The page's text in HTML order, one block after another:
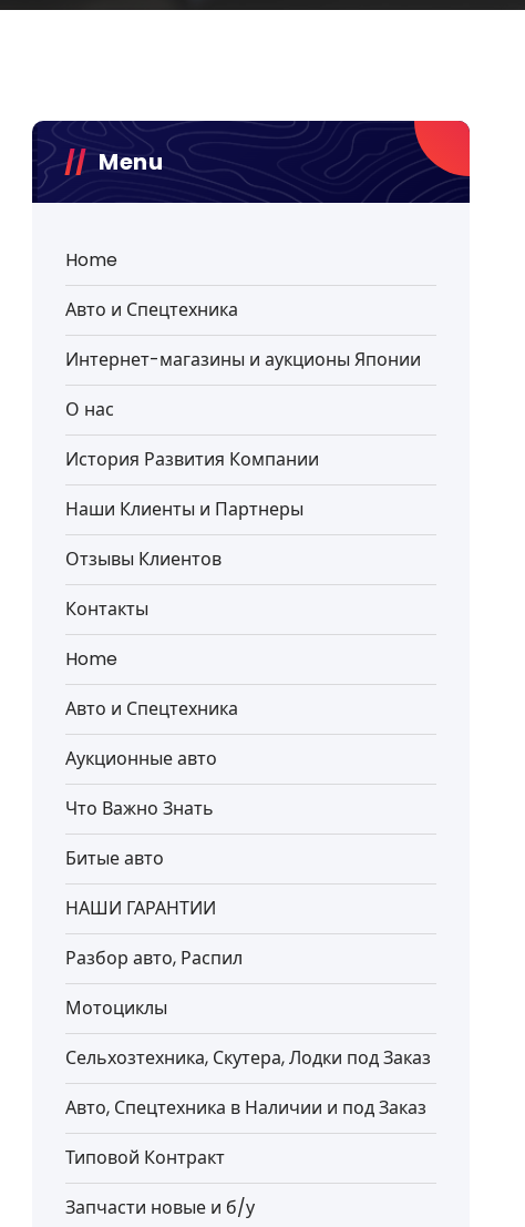
Menu
Home
Авто и Спецтехника
Интернет-магазины и аукционы Японии
О нас
История Развития Компании
Наши Клиенты и Партнеры
Отзывы Клиентов
Контакты
Home
Авто и Спецтехника
Аукционные авто
Что Важно Знать
Битые авто
НАШИ ГАРАНТИИ
Разбор авто, Распил
Мотоциклы
Сельхозтехника, Скутера, Лодки под Заказ
Авто, Спецтехника в Наличии и под Заказ
Типовой Контракт
Запчасти новые и б/у